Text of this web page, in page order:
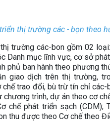
thị trường các - bọn theo
trường các-bon gồm 02
Danh mục lĩnh vực, cơ sở
phủ ban hành theo phương
giao dịch trên thị trường,
trao đổi, bù trừ tín chỉ
trình, dự án theo cơ
chế phát triển sạch
thu được theo Cơ chế theo